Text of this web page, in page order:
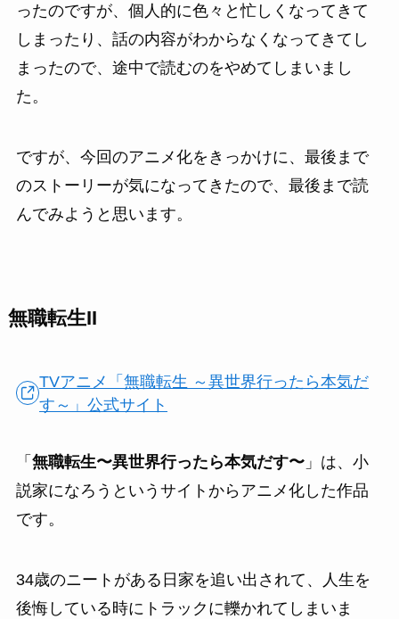
ったのですが、個人的に色々と忙しくなってきて
しまったり、話の内容がわからなくなってきてし
まったので、途中で読むのをやめてしまいまし
た。
ですが、今回のアニメ化をきっかけに、最後まで
のストーリーが気になってきたので、最後まで読
んでみようと思います。
無職転生II
TVアニメ「無職転生 ～異世界行ったら本気だ
す～」公式サイト
「 無職転生〜異世界行ったら本気だす〜」は、小
説家になろうというサイトからアニメ化した作品
です。
34歳のニートがある日家を追い出されて、人生を
後悔している時にトラックに轢かれてしまいま